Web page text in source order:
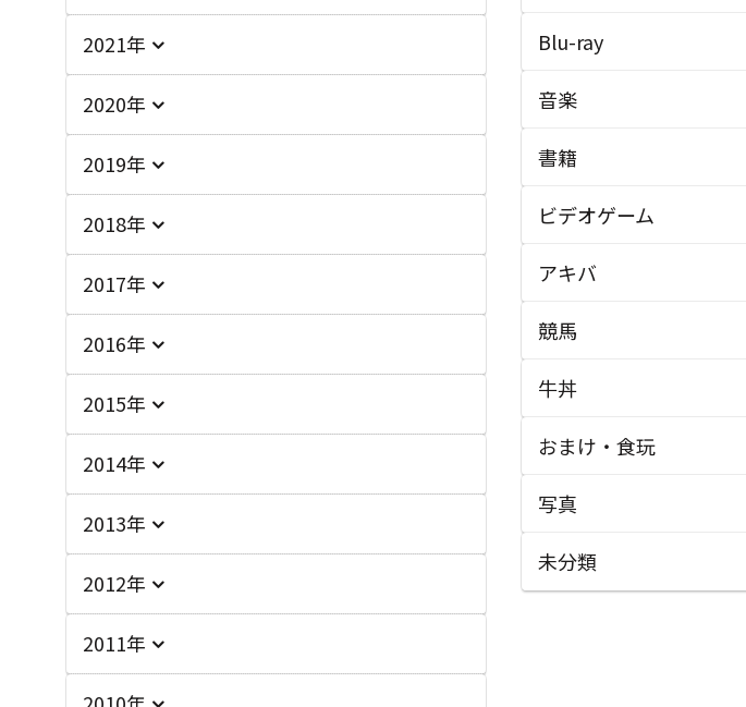
2021年
2020年
2019年
2018年
2017年
2016年
2015年
2014年
2013年
2012年
2011年
Blu-ray
音楽
書籍
ビデオゲーム
アキバ
競馬
牛丼
おまけ・食玩
写真
未分類